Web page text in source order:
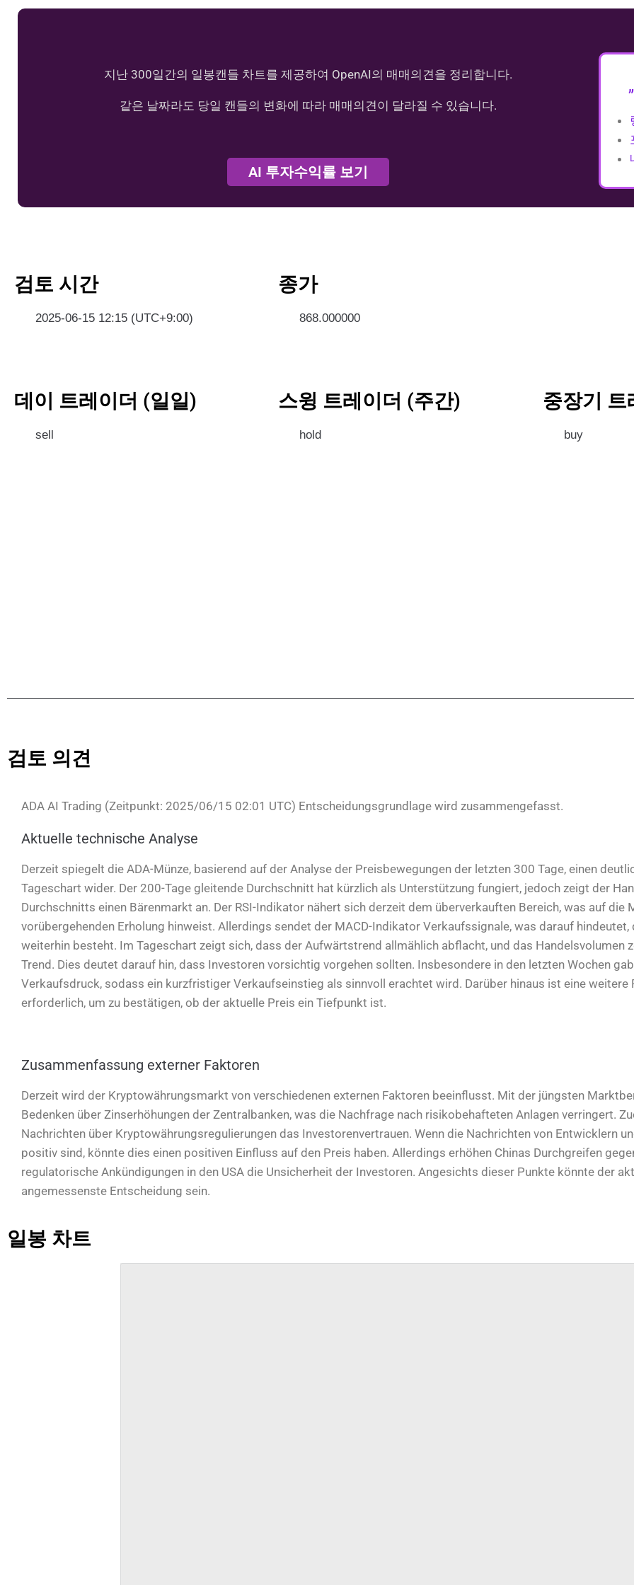
지난 300일간의 일봉캔들 차트를 제공하여 OpenAI의 매매의견을 정리합니다.
같은 날짜라도 당일 캔들의 변화에 따라 매매의견이 달라질 수 있습니다.
AI 투자수익률 보기
검토 시간
2025-06-15 12:15 (UTC+9:00)
종가
868.000000
데이 트레이더 (일일)
sell
스윙 트레이더 (주간)
hold
중장기 트
buy
검토 의견
ADA AI Trading (Zeitpunkt: 2025/06/15 02:01 UTC) Entscheidungsgrundlage wird zusammengefasst.
Aktuelle technische Analyse
Derzeit spiegelt die ADA-Münze, basierend auf der Analyse der Preisbewegungen der letzten 300 Tage, einen
Tageschart wider. Der 200-Tage gleitende Durchschnitt hat kürzlich als Unterstützung fungiert, jedoch zeigt der
Durchschnitts einen Bärenmarkt an. Der RSI-Indikator nähert sich derzeit dem überverkauften Bereich, was auf die
vorübergehenden Erholung hinweist. Allerdings sendet der MACD-Indikator Verkaufssignale, was darauf
weiterhin besteht. Im Tageschart zeigt sich, dass der Aufwärtstrend allmählich abflacht, und das Handelsvolumen
Trend. Dies deutet darauf hin, dass Investoren vorsichtig vorgehen sollten. Insbesondere in den letzten Wochen
Verkaufsdruck, sodass ein kurzfristiger Verkaufseinstieg als sinnvoll erachtet wird. Darüber hinaus ist eine weitere
erforderlich, um zu bestätigen, ob der aktuelle Preis ein Tiefpunkt ist.
Zusammenfassung externer Faktoren
Derzeit wird der Kryptowährungsmarkt von verschiedenen externen Faktoren beeinflusst. Mit der jüngsten
Bedenken über Zinserhöhungen der Zentralbanken, was die Nachfrage nach risikobehafteten Anlagen verringert.
Nachrichten über Kryptowährungsregulierungen das Investorenvertrauen. Wenn die Nachrichten von Entwicklern
positiv sind, könnte dies einen positiven Einfluss auf den Preis haben. Allerdings erhöhen Chinas Durchgreifen
regulatorische Ankündigungen in den USA die Unsicherheit der Investoren. Angesichts dieser Punkte könnte der
angemessenste Entscheidung sein.
일봉 차트